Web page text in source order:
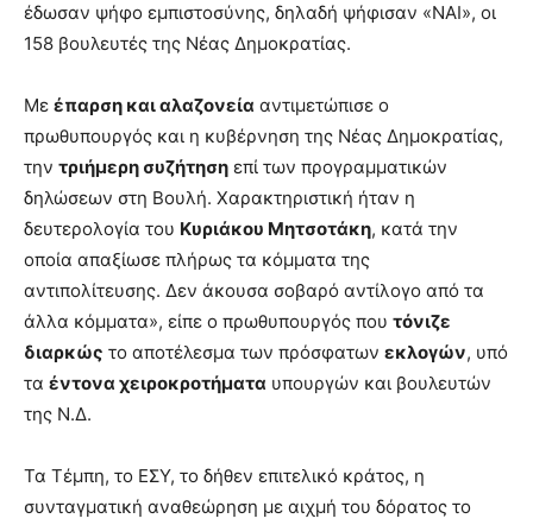
έδωσαν ψήφο εμπιστοσύνης, δηλαδή ψήφισαν «ΝΑΙ», οι
158 βουλευτές της Νέας Δημοκρατίας.
Με έπαρση και αλαζονεία αντιμετώπισε ο
πρωθυπουργός και η κυβέρνηση της Νέας Δημοκρατίας,
την τριήμερη συζήτηση επί των προγραμματικών
δηλώσεων στη Βουλή. Χαρακτηριστική ήταν η
δευτερολογία του Κυριάκου Μητσοτάκη, κατά την
οποία απαξίωσε πλήρως τα κόμματα της
αντιπολίτευσης. Δεν άκουσα σοβαρό αντίλογο από τα
άλλα κόμματα», είπε ο πρωθυπουργός που τόνιζε
διαρκώς το αποτέλεσμα των πρόσφατων εκλογών, υπό
τα έντονα χειροκροτήματα υπουργών και βουλευτών
της Ν.Δ.
Τα Τέμπη, το ΕΣΥ, το δήθεν επιτελικό κράτος, η
συνταγματική αναθεώρηση με αιχμή του δόρατος το